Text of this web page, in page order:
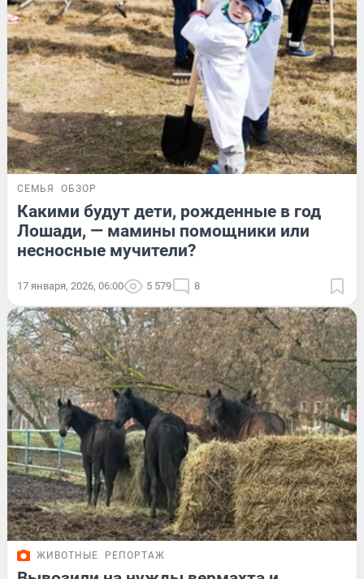
СЕМЬЯ ОБЗОР
Какими будут дети, рожденные в год
Лошади, — мамины помощники или
несносные мучители?
17 января, 2026, 06:00 5 579 8
ЖИВОТНЫЕ РЕПОРТАЖ